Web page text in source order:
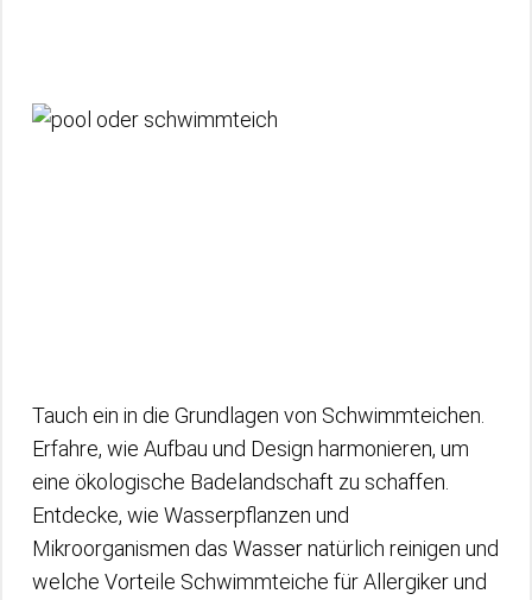
Tauch ein in die Grundlagen von Schwimmteichen.
Erfahre, wie Aufbau und Design harmonieren, um
eine ökologische Badelandschaft zu schaffen.
Entdecke, wie Wasserpflanzen und
Mikroorganismen das Wasser natürlich reinigen und
welche Vorteile Schwimmteiche für Allergiker und